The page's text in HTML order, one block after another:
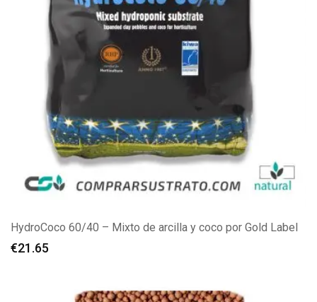
HydroCoco 60/40 – Mixto de arcilla y coco por Gold Label
€21.65